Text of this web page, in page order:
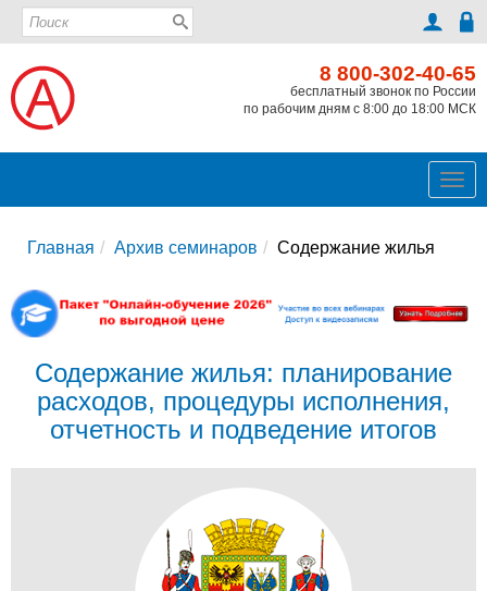
8 800-302-40-65
бесплатный звонок по России
по рабочим дням с 8:00 до 18:00 МСК
Главная Архив семинаров Содержание жилья
Содержание жилья: планирование
расходов, процедуры исполнения,
отчетность и подведение итогов